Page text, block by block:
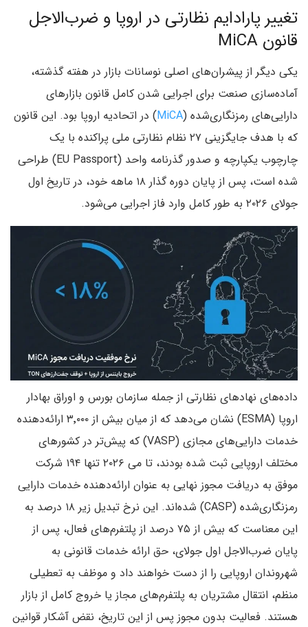
تغییر پارادایم نظارتی در اروپا و ضرب‌الاجل
قانون MiCA
یکی دیگر از پیشران‌های اصلی نوسانات بازار در هفته گذشته،
آماده‌سازی صنعت برای اجرایی شدن کامل قانون بازارهای
دارایی‌های رمزنگاری‌شده (MiCA) در اتحادیه اروپا بود. این قانون
که با هدف جایگزینی ۲۷ نظام نظارتی ملی پراکنده با یک
چارچوب یکپارچه و صدور گذرنامه واحد (EU Passport) طراحی
شده است، پس از پایان دوره گذار ۱۸ ماهه خود، در تاریخ اول
جولای ۲۰۲۶ به طور کامل وارد فاز اجرایی می‌شود.
داده‌های نهادهای نظارتی از جمله سازمان بورس و اوراق بهادار
اروپا (ESMA) نشان می‌دهد که از میان بیش از ۳٬۰۰۰ ارائه‌دهنده
خدمات دارایی‌های مجازی (VASP) که پیش‌تر در کشورهای
مختلف اروپایی ثبت شده بودند، تا می ۲۰۲۶ تنها ۱۹۴ شرکت
موفق به دریافت مجوز نهایی به عنوان ارائه‌دهنده خدمات دارایی
رمزنگاری‌شده (CASP) شده‌اند. این نرخ تبدیل زیر ۱۸ درصد به
این معناست که بیش از ۷۵ درصد از پلتفرم‌های فعال، پس از
پایان ضرب‌الاجل اول جولای، حق ارائه خدمات قانونی به
شهروندان اروپایی را از دست خواهند داد و موظف به تعطیلی
منظم، انتقال مشتریان به پلتفرم‌های مجاز یا خروج کامل از بازار
هستند. فعالیت بدون مجوز پس از این تاریخ، نقض آشکار قوانین